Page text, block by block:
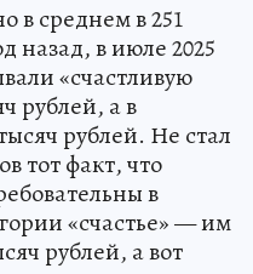
в среднем в 251
назад, в июле 2025
«счастливую
рублей, а в
рублей. Не стал
тот факт, что
в
«счастье» — им
рублей, а вот